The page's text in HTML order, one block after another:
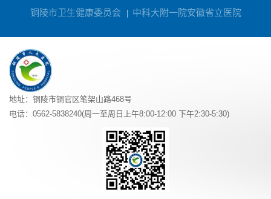
铜陵市卫生健康委员会 | 中科大附一院安徽省立医院
地址：铜陵市铜官区笔架山路468号
电话：0562-5838240(周一至周日上午8:00-12:00 下午2:30-5:30)